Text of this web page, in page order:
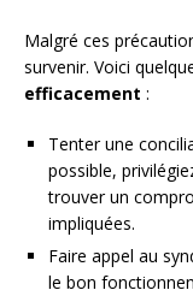
Malgré ces
survenir. Voici
efficacement :
Tenter une
possible,
trouver un
impliquées.
Faire appel au
le bon